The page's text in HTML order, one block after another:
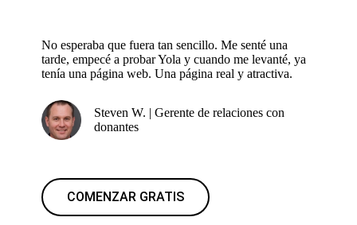
No esperaba que fuera tan sencillo. Me senté una
tarde, empecé a probar Yola y cuando me levanté, ya
tenía una página web. Una página real y atractiva.
Steven W. | Gerente de relaciones con
donantes
COMENZAR GRATIS